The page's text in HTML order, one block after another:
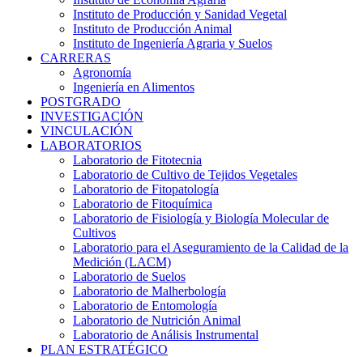
Instituto de Producción y Sanidad Vegetal
Instituto de Producción Animal
Instituto de Ingeniería Agraria y Suelos
CARRERAS
Agronomía
Ingeniería en Alimentos
POSTGRADO
INVESTIGACIÓN
VINCULACIÓN
LABORATORIOS
Laboratorio de Fitotecnia
Laboratorio de Cultivo de Tejidos Vegetales
Laboratorio de Fitopatología
Laboratorio de Fitoquímica
Laboratorio de Fisiología y Biología Molecular de
Cultivos
Laboratorio para el Aseguramiento de la Calidad de la
Medición (LACM)
Laboratorio de Suelos
Laboratorio de Malherbología
Laboratorio de Entomología
Laboratorio de Nutrición Animal
Laboratorio de Análisis Instrumental
PLAN ESTRATÉGICO